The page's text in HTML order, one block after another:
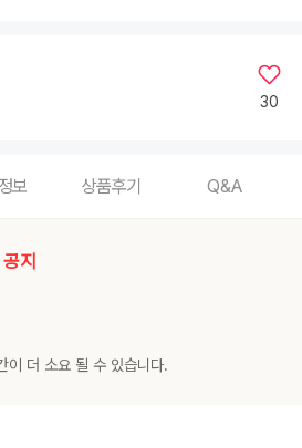
30
보 상품후기 Q&A
지
이 더 소요 될 수 있습니다.